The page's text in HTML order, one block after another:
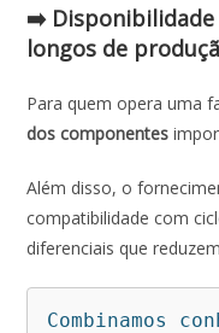
➡️ Disponibilidade
longos de
Para quem opera uma
dos componentes
Além disso, o
compatibilidade com
diferenciais que
Combinamos